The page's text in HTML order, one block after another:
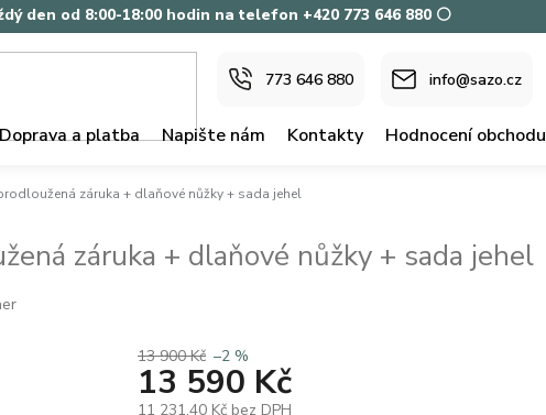
den od 8:00-18:00 hodin na telefon +420 773 646 880 ⚪
773 646 880 info@sazo.cz
Doprava a platba Napište nám Kontakty Hodnocení obchodu
záruka + dlaňové nůžky + sada jehel
záruka + dlaňové nůžky + sada jehel
13 900 Kč –2 %
13 590 Kč
11 231,40 Kč bez DPH